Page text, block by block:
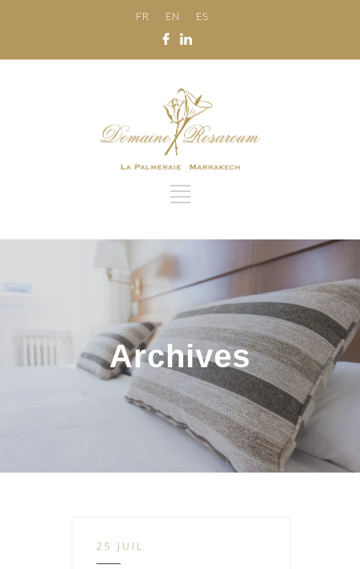
FR EN ES
Archives
25 JUIL